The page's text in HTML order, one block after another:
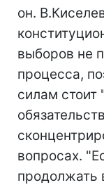
он.
выборов не
процесса,
силам стоит
вопросах.
продолжать